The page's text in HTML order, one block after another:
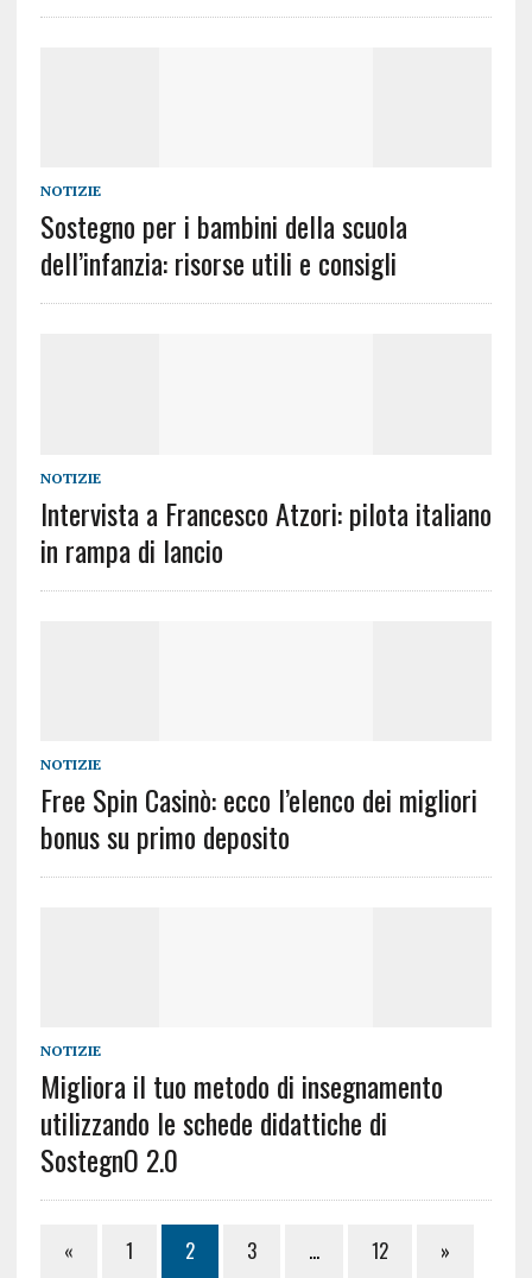
NOTIZIE
Sostegno per i bambini della scuola
dell’infanzia: risorse utili e consigli
NOTIZIE
Intervista a Francesco Atzori: pilota italiano
in rampa di lancio
NOTIZIE
Free Spin Casinò: ecco l’elenco dei migliori
bonus su primo deposito
NOTIZIE
Migliora il tuo metodo di insegnamento
utilizzando le schede didattiche di
SostegnO 2.0
« 1 2 3 … 12 »